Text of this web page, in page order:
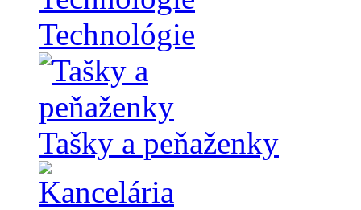
Technológie
Tašky a peňaženky